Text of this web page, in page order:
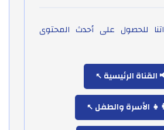
للحصول على أحدث المحتوى
القناة الرئيسية
الأسرة والطفل